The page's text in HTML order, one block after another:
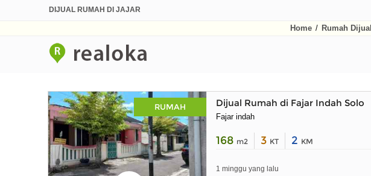
DIJUAL RUMAH DI JAJAR
Home / Rumah Dijual
RUMAH Dijual Rumah di Fajar Indah Solo
Fajar indah
168 m2 3 KT 2 KM
1 minggu yang lalu